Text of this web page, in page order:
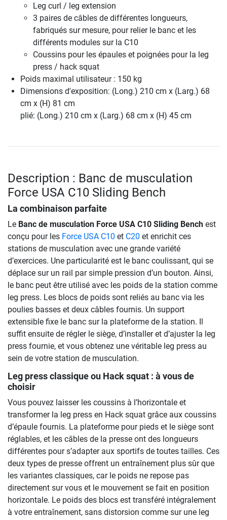
Leg curl / leg extension
3 paires de câbles de différentes longueurs,
fabriqués sur mesure, pour relier le banc et les
différents modules sur la C10
Coussins pour les épaules et poignées pour la leg
press / hack squat
Poids maximal utilisateur : 150 kg
Dimensions d'exposition: (Long.) 210 cm x (Larg.) 68
cm x (H) 81 cm
plié: (Long.) 210 cm x (Larg.) 68 cm x (H) 45 cm
Description : Banc de musculation
Force USA C10 Sliding Bench
La combinaison parfaite
Le Banc de musculation Force USA C10 Sliding Bench est
conçu pour les Force USA C10 et C20 et enrichit ces
stations de musculation avec une grande variété
d’exercices. Une particularité est le banc coulissant, qui se
déplace sur un rail par simple pression d’un bouton. Ainsi,
le banc peut être utilisé avec les poids de la station comme
leg press. Les blocs de poids sont reliés au banc via les
poulies basses et deux câbles fournis. Un support
extensible fixe le banc sur la plateforme de la station. Il
suffit ensuite de régler le siège, d’installer et d’ajuster la leg
press fournie, et vous obtenez une véritable leg press au
sein de votre station de musculation.
Leg press classique ou Hack squat : à vous de
choisir
Vous pouvez laisser les coussins à l’horizontale et
transformer la leg press en Hack squat grâce aux coussins
d’épaule fournis. La plateforme pour pieds et le siège sont
réglables, et les câbles de la presse ont des longueurs
différentes pour s’adapter aux sportifs de toutes tailles. Ces
deux types de presse offrent un entraînement plus sûr que
les variantes classiques, car le poids ne repose pas
directement sur vous et le mouvement se fait en position
horizontale. Le poids des blocs est transféré intégralement
à votre entraînement, sans distorsion comme sur une leg